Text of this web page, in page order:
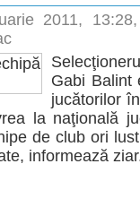
2011, 13:28
Gabi Balint
jucătorilor
la naţională
de club ori
informează